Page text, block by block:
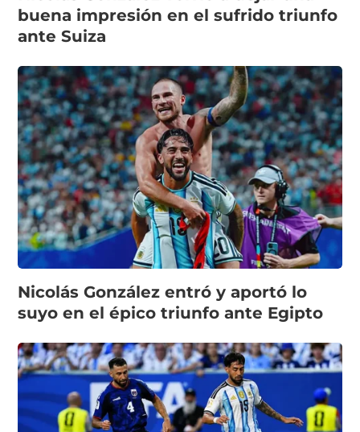
buena impresión en el sufrido triunfo
ante Suiza
Nicolás González entró y aportó lo
suyo en el épico triunfo ante Egipto